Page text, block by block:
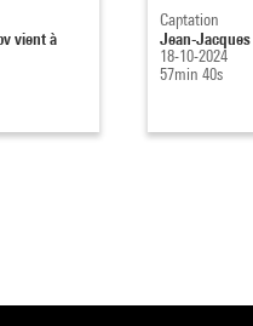
vient à
Captation
Jean-
18-10-2024
57min 40s